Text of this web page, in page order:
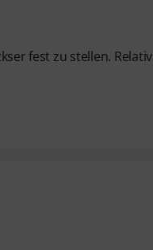
fest zu stellen. Relativ